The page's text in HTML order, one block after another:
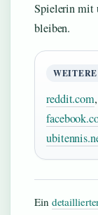
Spielerin mit
bleiben.
reddit.com,
Ein